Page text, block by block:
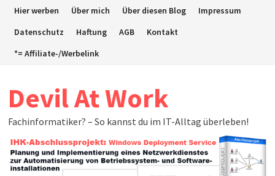
ZumHier werben Über mich Über diesen Blog
Impressum
Datenschutz
Haftung AGB
Kontakt
*= Affiliate-/Werbelink
Devil At Work
Fachinformatiker? – So kannst du im IT-Alltag überleben!